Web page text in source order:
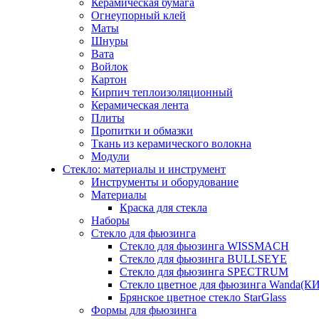
Керамическая бумага
Огнеупорный клей
Маты
Шнуры
Вата
Войлок
Картон
Кирпич теплоизоляционный
Керамическая лента
Плиты
Пропитки и обмазки
Ткань из керамического волокна
Модули
Стекло: материалы и инструмент
Инструменты и оборудование
Материалы
Краска для стекла
Наборы
Стекло для фьюзинга
Стекло для фьюзинга WISSMACH
Стекло для фьюзинга BULLSEYE
Стекло для фьюзинга SPECTRUM
Стекло цветное для фьюзинга
Брянское цветное стекло StarGlass
Формы для фьюзинга